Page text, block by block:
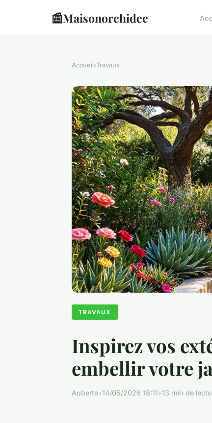
📰Maisonorchidee
Accueil›Travaux
TRAVAUX
Inspirez vos
embellir votre
Auberte•14/05/2026 18:11•13 min de